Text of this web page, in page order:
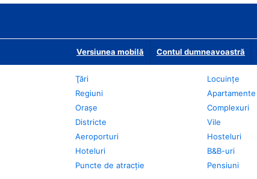
Versiunea mobilă Contul dumneavoastră
Ţări
Regiuni
Oraşe
Districte
Aeroporturi
Hoteluri
Puncte de atracţie
Locuințe
Apartamente
Complexuri
Vile
Hosteluri
B&B-uri
Pensiuni